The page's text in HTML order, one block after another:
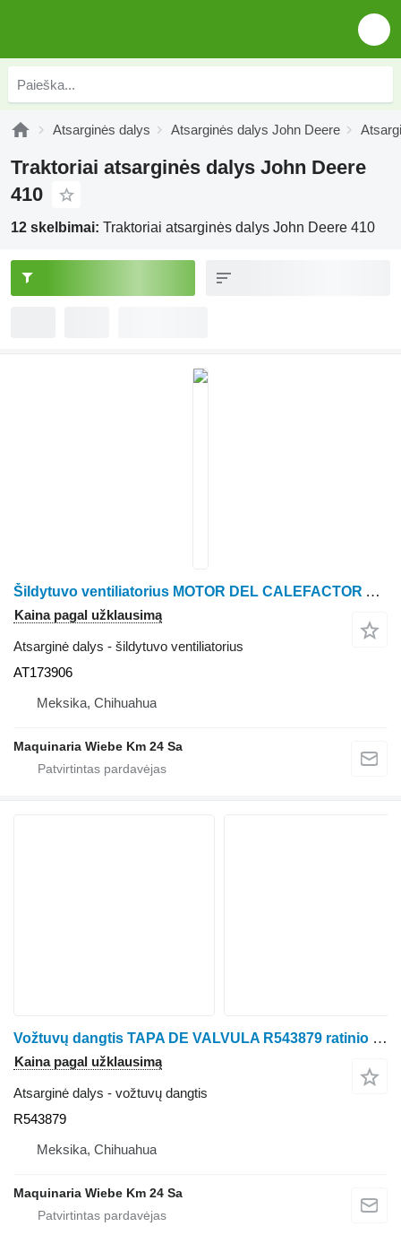
Atsarginės dalys Atsarginės dalys John Deere
Traktoriai atsarginės dalys John Deere
410
12 skelbimai: Traktoriai atsarginės dalys John Deere 410
Šildytuvo ventiliatorius MOTOR DEL CALEFACTOR AT173906 ratinio traktoriaus John Deere 410E
Kaina pagal užklausimą
Atsarginė dalys - šildytuvo ventiliatorius
AT173906
Meksika, Chihuahua
Maquinaria Wiebe Km 24 Sa
Vožtuvų dangtis TAPA DE VALVULA R543879 ratinio traktoriaus John Deere 410K
Kaina pagal užklausimą
Atsarginė dalys - vožtuvų dangtis
R543879
Meksika, Chihuahua
Maquinaria Wiebe Km 24 Sa